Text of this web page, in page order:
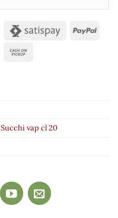
Succhi vap cl 20